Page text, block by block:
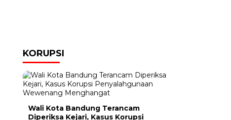
KORUPSI
Wali Kota Bandung Terancam
Diperiksa Kejari, Kasus Korupsi